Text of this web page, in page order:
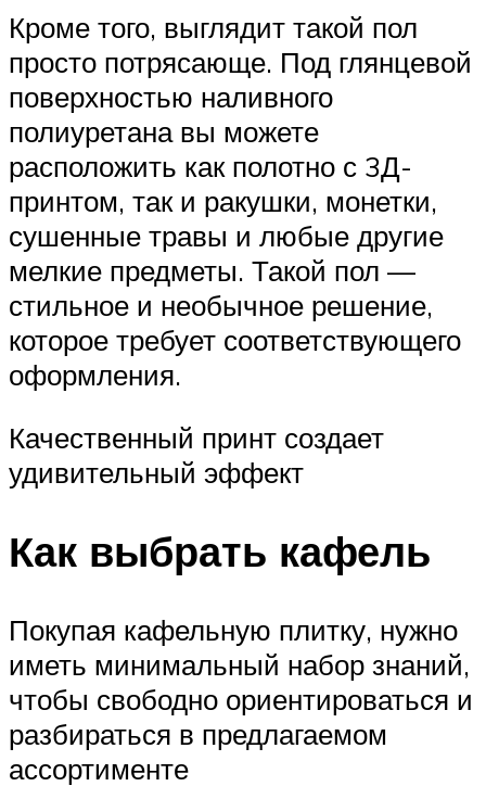
Кроме того, выглядит такой пол
просто потрясающе. Под глянцевой
поверхностью наливного
полиуретана вы можете
расположить как полотно с 3Д-
принтом, так и ракушки, монетки,
сушенные травы и любые другие
мелкие предметы. Такой пол —
стильное и необычное решение,
которое требует соответствующего
оформления.
Качественный принт создает
удивительный эффект
Как выбрать кафель
Покупая кафельную плитку, нужно
иметь минимальный набор знаний,
чтобы свободно ориентироваться и
разбираться в предлагаемом
ассортименте